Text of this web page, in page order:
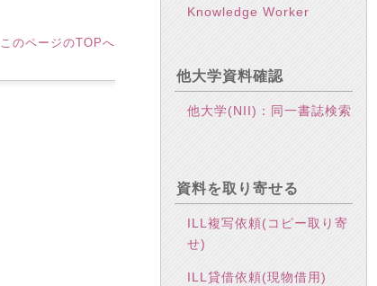
このページのTOPへ
Knowledge Worker
他大学資料確認
他大学(NII)：同一書誌検索
資料を取り寄せる
ILL複写依頼(コピー取り寄
せ)
ILL貸借依頼(現物借用)